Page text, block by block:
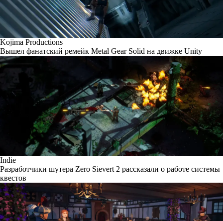
Kojima Productions
Вышел фанатский ремейк Metal Gear Solid на движке Unity
Indie
Разработчики шутера Zero Sievert 2 рассказали о работе системы
квестов